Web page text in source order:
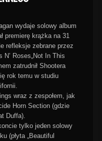
wydaje solowy album
premierę krążka na 31
refleksje zebrane przez
N’ Roses„Not In This
zatrudnił Shootera
rok temu w studiu
wraz z zespołem, jak
Horn Section (gdzie
Duffa).
tylko jeden solowy
(płyta „Beautiful